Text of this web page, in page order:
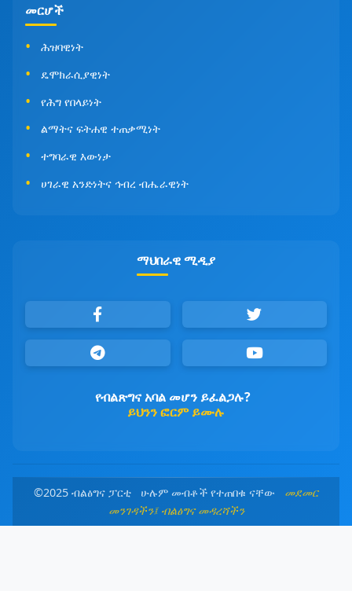
መርሆች
ሕዝባዊነት
ዴሞክራሲያዊነት
የሕግ የበላይነት
ልማትና ፍትሐዊ ተጠቃሚነት
ተግባራዊ እውነታ
ሀገራዊ አንድነትና ኅብረ ብሔራዊነት
ማህበራዊ ሚዲያ
የብልጽግና አባል መሆን ይፈልጋሉ?
ይህንን ፎርም ይሙሉ
©2025 ብልፅግና ፓርቲ ሁሉም መብቶች የተጠበቁ ናቸው መደመር
መንገዳችን፤ ብልፅግና መዳረሻችን